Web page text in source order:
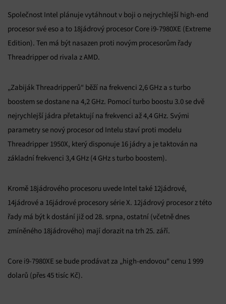
Společnost Intel plánuje vytáhnout v boji o nejrychlejší high-end
procesor své eso a to 18jádrový procesor Core i9-7980XE (Extreme
Edition). Ten má být nasazen proti novým procesorům řady
Threadripper od rivala z AMD.
„Zabiják Threadripperů“ běží na frekvenci 2,6 GHz a s turbo
boostem se dostane na 4,2 GHz. Pomocí turbo boostu 3.0 se dvě
nejrychlejší jádra přetaktují na frekvenci až 4,4 GHz. Svými
parametry se nový procesor od Intelu staví proti modelu
Threadripper 1950X, který disponuje 16 jádry a je taktován na
základní frekvenci 3,4 GHz (4 GHz s turbo boostem).
Kromě 18jádrového procesoru uvede Intel také 12jádrové,
14jádrové a 16jádrové procesory série X. 12jádrový procesor z této
řady má být k dostání již od 28. srpna, ostatní (včetně dnes
zmíněného 18jádrového) mají dorazit na trh 25. září.
Core i9-7980XE se bude prodávat za „high-endovou“ cenu 1 999
dolarů (přes 45 tisíc Kč).